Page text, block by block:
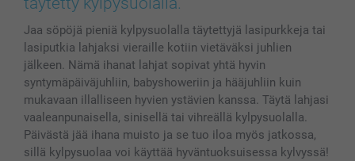
Kuvakalenterit & Päivyrit
Valokuvakehykset & Lisätarvikkeet
Lahjakortti
Kaikki kuvatuotteet
Investor Relations
Tilausten tila
Jaa söpöjä pieniä kylpysuolalla täytettyjä lasipurkkeja tai
lasiputkia lahjaksi vieraille kotiin vietäväksi juhlien
jälkeen. Nämä ihanat lahjat sopivat yhtä hyvin
syntymäpäiväjuhliin, babyshoweriin ja hääjuhliin kuin
mukavaan illalliseen hyvien ystävien kanssa. Täytä lahjasi
vaaleanpunaisella, sinisellä tai vihreällä kylpysuolalla.
Päivästä jää ihana muisto ja se tuo iloa myös jatkossa,
sillä kylpysuolaa voi käyttää hyväntuoksuisessa kylvyssä!